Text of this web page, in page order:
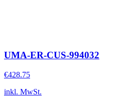
UMA-ER-CUS-994032
€428.75
inkl. MwSt.